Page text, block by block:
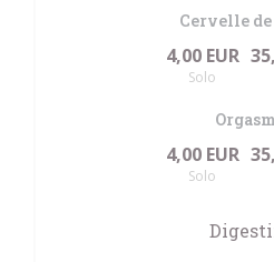
Cervelle
4,00 EUR
Solo
4,00 EUR
Solo